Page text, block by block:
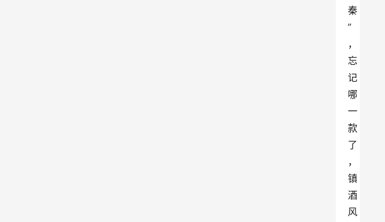
秦
”
，
忘
记
哪
一
款
了
，
镇
酒
风